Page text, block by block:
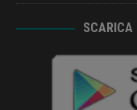
SCARICA